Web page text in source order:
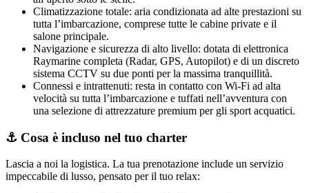
Climatizzazione totale: aria condizionata ad alte prestazioni su
tutta l’imbarcazione, comprese tutte le cabine private e il
salone principale.
Navigazione e sicurezza di alto livello: dotata di elettronica
Raymarine completa (Radar, GPS, Autopilot) e di un discreto
sistema CCTV su due ponti per la massima tranquillità.
Connessi e intrattenuti: resta in contatto con Wi‑Fi ad alta
velocità su tutta l’imbarcazione e tuffati nell’avventura con
una selezione di attrezzature premium per gli sport acquatici.
⚓ Cosa è incluso nel tuo charter
Lascia a noi la logistica. La tua prenotazione include un servizio
impeccabile di lusso, pensato per il tuo relax: